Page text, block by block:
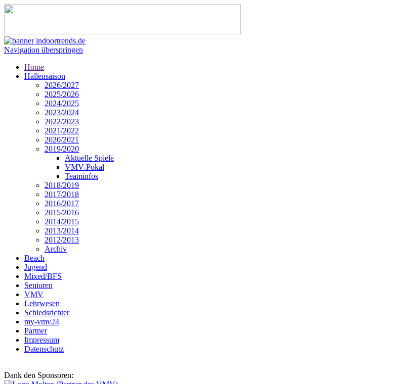
Navigation überspringen
Home
Hallensaison
2026/2027
2025/2026
2024/2025
2023/2024
2022/2023
2021/2022
2020/2021
2019/2020
Aktuelle Spiele
VMV-Pokal
Teaminfos
2018/2019
2017/2018
2016/2017
2015/2016
2014/2015
2013/2014
2012/2013
Archiv
Beach
Jugend
Mixed/BFS
Senioren
VMV
Lehrwesen
Schiedsrichter
my-vmv24
Partner
Impressum
Datenschutz
Dank den Sponsoren: